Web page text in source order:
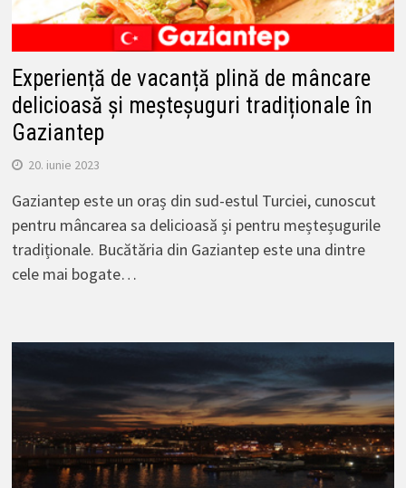
Experiență de vacanță plină de mâncare
delicioasă și meșteșuguri tradiționale în
Gaziantep
20. iunie 2023
Gaziantep este un oraș din sud-estul Turciei, cunoscut
pentru mâncarea sa delicioasă și pentru meșteșugurile
tradiționale. Bucătăria din Gaziantep este una dintre
cele mai bogate…